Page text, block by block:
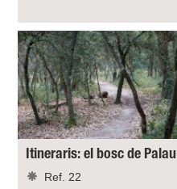
Itineraris: el bosc de Palau
Ref. 22